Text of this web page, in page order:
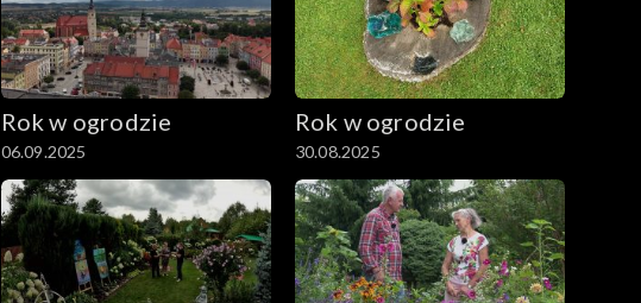
Rok w ogrodzie
06.09.2025
Rok w ogrodzie
30.08.2025